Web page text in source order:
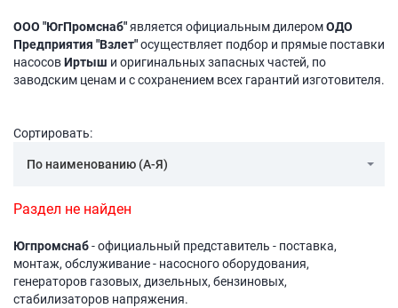
ООО "ЮгПромснаб"является официальным дилеромОДО
Предприятия "Взлет"осуществляет подбор и прямые поставки
насосовИртыш и оригинальных запасных частей, по
заводским ценам и с сохранением всех гарантий изготовителя.
Сортировать:
По наименованию (А-Я)
Раздел не найден
Югпромснаб- официальный представитель - поставка,
монтаж, обслуживание - насосного оборудования,
генераторов газовых, дизельных, бензиновых,
стабилизаторов напряжения.